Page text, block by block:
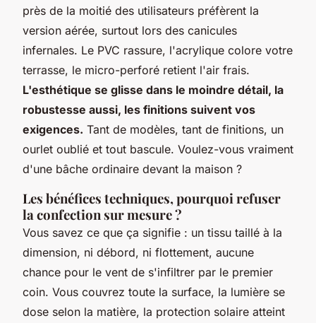
près de la moitié des utilisateurs préfèrent la
version aérée, surtout lors des canicules
infernales. Le PVC rassure, l'acrylique colore votre
terrasse, le micro-perforé retient l'air frais.
L'esthétique se glisse dans le moindre détail, la
robustesse aussi, les finitions suivent vos
exigences. Tant de modèles, tant de finitions, un
ourlet oublié et tout bascule. Voulez-vous vraiment
d'une bâche ordinaire devant la maison ?
Les bénéfices techniques, pourquoi refuser
la confection sur mesure ?
Vous savez ce que ça signifie : un tissu taillé à la
dimension, ni débord, ni flottement, aucune
chance pour le vent de s'infiltrer par le premier
coin. Vous couvrez toute la surface, la lumière se
dose selon la matière, la protection solaire atteint